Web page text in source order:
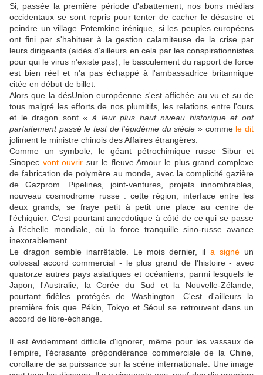
Si, passée la première période d'abattement, nos bons médias
occidentaux se sont repris pour tenter de cacher le désastre et
peindre un village Potemkine irénique, si les peuples européens
ont fini par s'habituer à la gestion calamiteuse de la crise par
leurs dirigeants (aidés d'ailleurs en cela par les conspirationnistes
pour qui le virus n'existe pas), le basculement du rapport de force
est bien réel et n'a pas échappé à l'ambassadrice britannique
citée en début de billet.
Alors que la désUnion européenne s'est affichée au vu et su de
tous malgré les efforts de nos plumitifs, les relations entre l'ours
et le dragon sont « à leur plus haut niveau historique et ont
parfaitement passé le test de l'épidémie du siècle» comme le dit
joliment le ministre chinois des Affaires étrangères.
Comme un symbole, le géant pétrochimique russe Sibur et
Sinopec vont ouvrir sur le fleuve Amour le plus grand complexe
de fabrication de polymère au monde, avec la complicité gazière
de Gazprom. Pipelines, joint-ventures, projets innombrables,
nouveau cosmodrome russe : cette région, interface entre les
deux grands, se fraye petit à petit une place au centre de
l'échiquier. C'est pourtant anecdotique à côté de ce qui se passe
à l'échelle mondiale, où la force tranquille sino-russe avance
inexorablement...
Le dragon semble inarrêtable. Le mois dernier, ila signé un
colossal accord commercial - le plus grand de l'histoire - avec
quatorze autres pays asiatiques et océaniens, parmi lesquels le
Japon, l'Australie, la Corée du Sud et la Nouvelle-Zélande,
pourtant fidèles protégés de Washington. C'est d'ailleurs la
première fois que Pékin, Tokyo et Séoul se retrouvent dans un
accord de libre-échange.
Il est évidemment difficile d'ignorer, même pour les vassaux de
l'empire, l'écrasante prépondérance commerciale de la Chine,
corollaire de sa puissance sur la scène internationale. Une image